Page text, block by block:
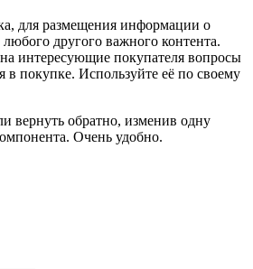
для размещения информации о
другого важного контента.
интересующие покупателя вопросы
в покупке. Используйте её по своему
вернуть обратно, изменив одну
Очень удобно.